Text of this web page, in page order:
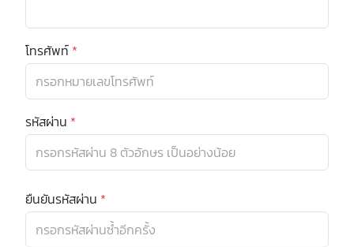
AUTHOR
แรก
คำถาม
พบ
ช่วย
เหลือ
โทรศัพท์ *
รหัสผ่าน *
ยืนยันรหัสผ่าน *